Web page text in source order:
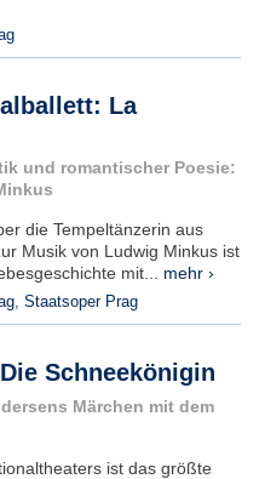
La
und romantischer Poesie:
die Tempeltänzerin aus
Musik von Ludwig Minkus ist
mit... mehr ›
, Staatsoper Prag
Schneekönigin
Märchen mit dem
ist das größte